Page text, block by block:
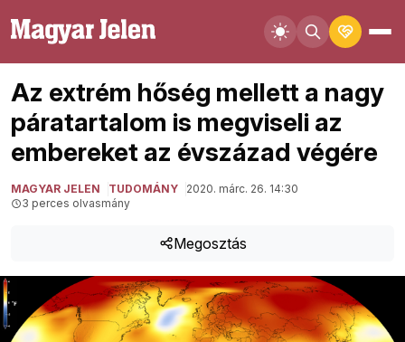
Az extrém hőség mellett a nagy
páratartalom is megviseli az
embereket az évszázad végére
MAGYAR JELEN TUDOMÁNY
2020. márc. 26. 14:30
3 perces olvasmány
Megosztás